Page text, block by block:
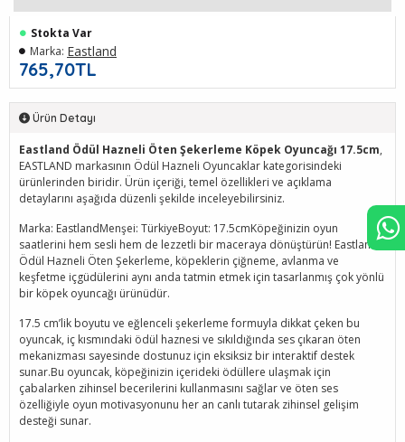
765,70TL
Stokta Var
Marka: Eastland
Ürün Detayı
Eastland Ödül Hazneli Öten Şekerleme Köpek Oyuncağı 17.5cm,
EASTLAND markasının Ödül Hazneli Oyuncaklar kategorisindeki
ürünlerinden biridir. Ürün içeriği, temel özellikleri ve açıklama
detaylarını aşağıda düzenli şekilde inceleyebilirsiniz.
Marka: EastlandMenşei: TürkiyeBoyut: 17.5cmKöpeğinizin oyun
saatlerini hem sesli hem de lezzetli bir maceraya dönüştürün! Eastland
Ödül Hazneli Öten Şekerleme, köpeklerin çiğneme, avlanma ve
keşfetme içgüdülerini aynı anda tatmin etmek için tasarlanmış çok yönlü
bir köpek oyuncağı ürünüdür.
17.5 cm’lik boyutu ve eğlenceli şekerleme formuyla dikkat çeken bu
oyuncak, iç kısmındaki ödül haznesi ve sıkıldığında ses çıkaran öten
mekanizması sayesinde dostunuz için eksiksiz bir interaktif destek
sunar.Bu oyuncak, köpeğinizin içerideki ödüllere ulaşmak için
çabalarken zihinsel becerilerini kullanmasını sağlar ve öten ses
özelliğiyle oyun motivasyonunu her an canlı tutarak zihinsel gelişim
desteği sunar.